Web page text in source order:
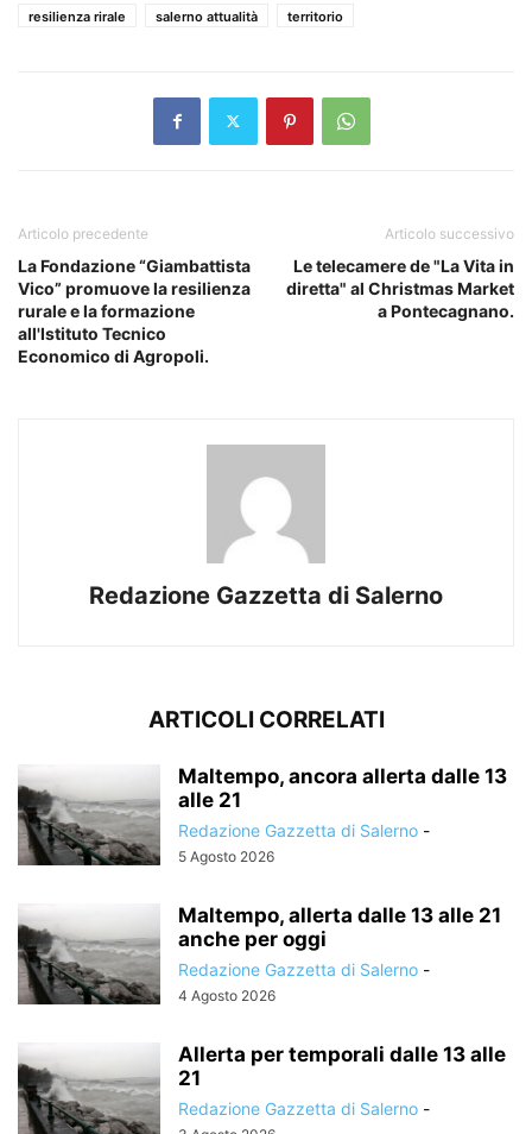
resilienza rirale
salerno attualità territorio
Articolo precedente
La Fondazione “Giambattista
Vico” promuove la resilienza
rurale e la formazione
all'Istituto Tecnico
Economico di Agropoli.
Articolo successivo
Le telecamere de "La Vita in
diretta" al Christmas Market
a Pontecagnano.
Redazione Gazzetta di Salerno
ARTICOLI CORRELATI
Maltempo, ancora allerta dalle 13
alle 21
Redazione Gazzetta di Salerno -
5 Agosto 2026
Maltempo, allerta dalle 13 alle 21
anche per oggi
Redazione Gazzetta di Salerno -
4 Agosto 2026
Allerta per temporali dalle 13 alle
21
Redazione Gazzetta di Salerno -